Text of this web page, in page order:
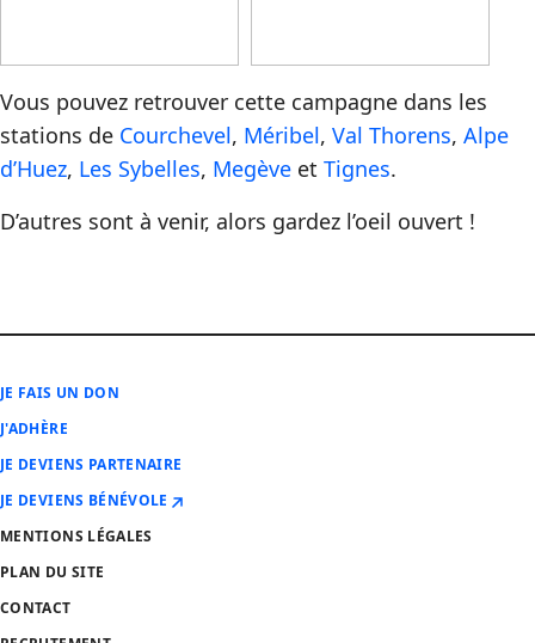
Vous pouvez retrouver cette campagne dans les
stations de Courchevel, Méribel, Val Thorens, Alpe
d’Huez, Les Sybelles, Megève et Tignes.
D’autres sont à venir, alors gardez l’oeil ouvert !
JE FAIS UN DON
J'ADHÈRE
JE DEVIENS PARTENAIRE
JE DEVIENS BÉNÉVOLE
MENTIONS LÉGALES
PLAN DU SITE
CONTACT